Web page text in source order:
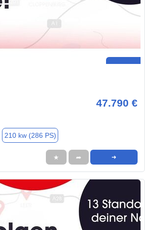
47.790 €
210 kw (286 PS)
★ ➦ ➜